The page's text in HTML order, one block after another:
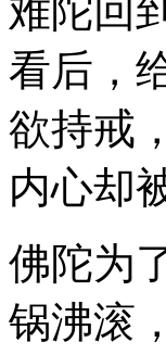
难陀回
看后，
欲持戒
内心却
佛陀为
锅沸滚